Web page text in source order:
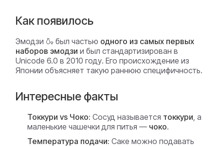
Как появилось
Эмодзи 🍶 был частью одного из самых первых
наборов эмодзи и был стандартизирован в
Unicode 6.0 в 2010 году. Его происхождение из
Японии объясняет такую раннюю специфичность.
Интересные факты
Токкури vs Чоко: Сосуд называется токкури, а
маленькие чашечки для питья — чоко.
Температура подачи: Саке можно подавать